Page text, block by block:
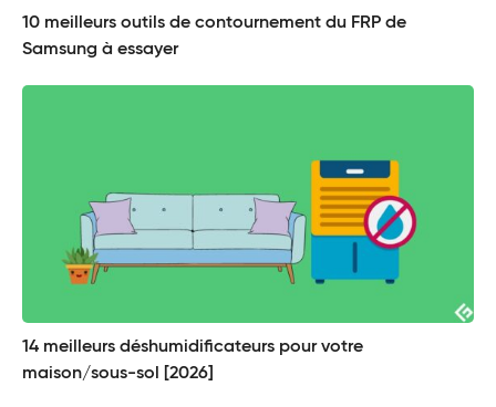
10 meilleurs outils de contournement du FRP de
Samsung à essayer
14 meilleurs déshumidificateurs pour votre
maison/sous-sol [2026]